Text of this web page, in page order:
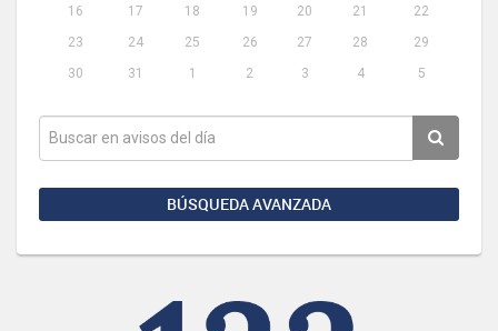
16
17 18 19 20 21
22
23
24 25 26 27 28
29
30
31 1 2 3 4 5
BÚSQUEDA AVANZADA